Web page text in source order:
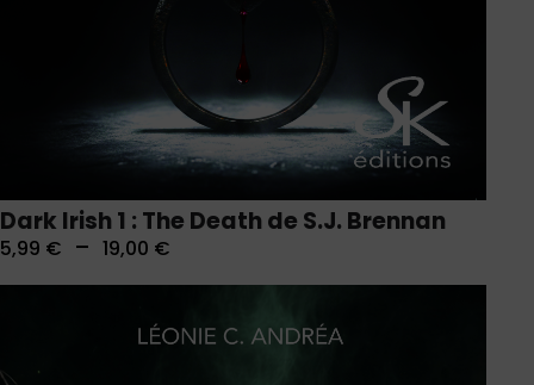
Dark Irish 1 : The Death de S.J. Brennan
5,99 € – 19,00 €